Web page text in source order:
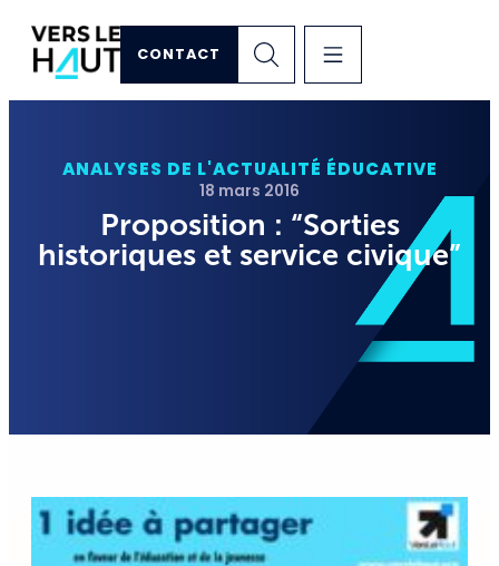
CONTACT
ANALYSES DE L'ACTUALITÉ ÉDUCATIVE
18 mars 2016
Proposition : “Sorties
historiques et service civique”